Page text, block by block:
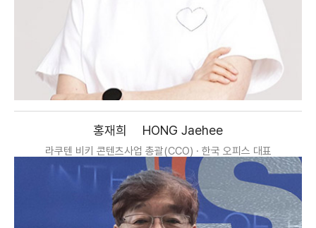
홍재희 HONG Jaehee
라쿠텐 비키 콘텐츠사업 총괄(CCO) · 한국 오피스 대표